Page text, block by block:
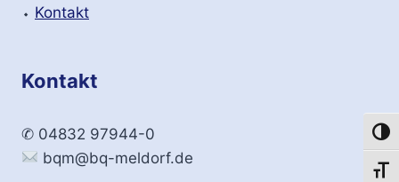
⬩ Kontakt
Kontakt
✆ 04832 97944-0
bqm@bq-meldorf.de